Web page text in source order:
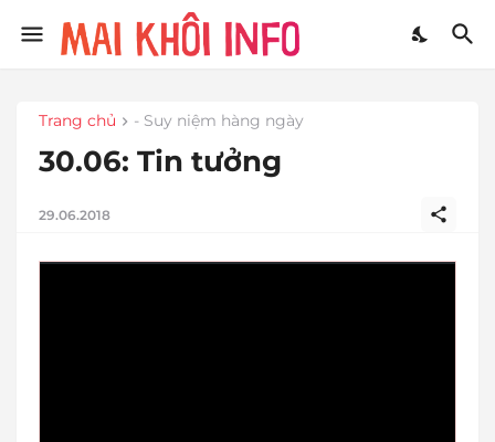
Trang chủ - Suy niệm hàng ngày
30.06: Tin tưởng
29.06.2018